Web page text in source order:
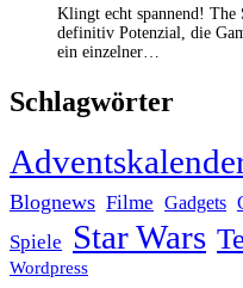
Klingt echt spannend! The
definitiv Potenzial, die
ein einzelner…
Schlagwörter
Blognews Filme Gadgets
Spiele Star Wars
Wordpress